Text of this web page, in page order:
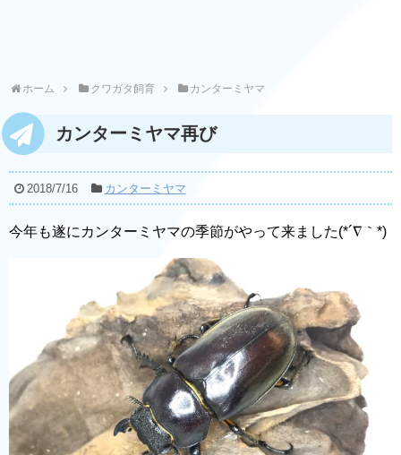
ホーム クワガタ飼育 カンターミヤマ
カンターミヤマ再び
2018/7/16 カンターミヤマ
今年も遂にカンターミヤマの季節がやって来ました(*´∇｀*)